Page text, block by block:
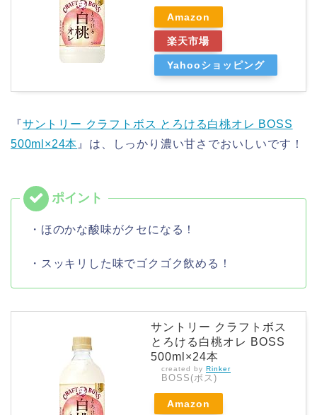
Amazon
楽天市場
Yahooショッピング
『サントリー クラフトボス とろける白桃オレ BOSS
500ml×24本 』は、しっかり濃い甘さでおいしいです！
・ほのかな酸味がクセになる！
・スッキリした味でゴクゴク飲める！
サントリー クラフトボス
とろける白桃オレ BOSS
500ml×24本
created by Rinker
BOSS(ボス)
Amazon